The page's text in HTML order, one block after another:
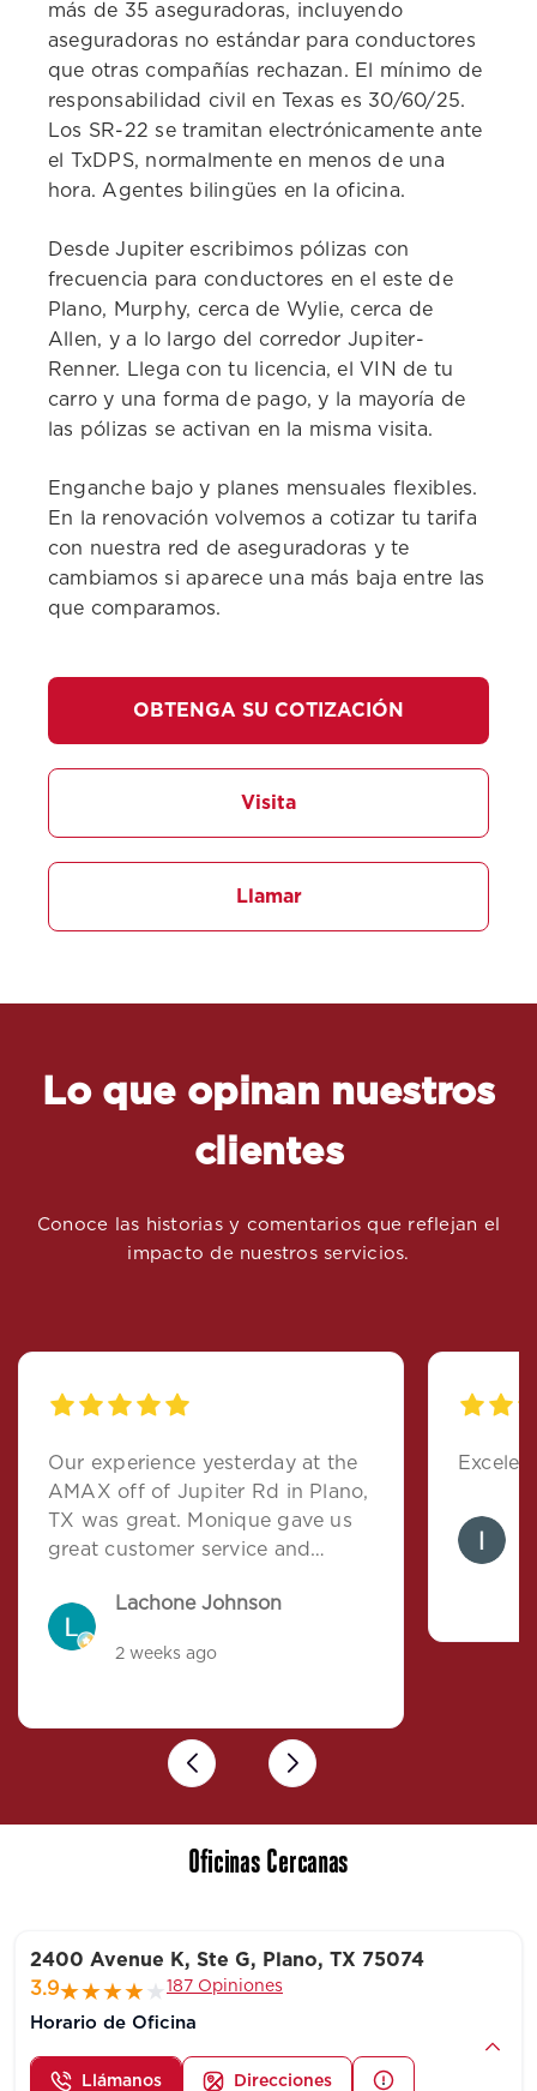
más de 35 aseguradoras, incluyendo
aseguradoras no estándar para conductores
que otras compañías rechazan. El mínimo de
responsabilidad civil en Texas es 30/60/25.
Los SR-22 se tramitan electrónicamente ante
el TxDPS, normalmente en menos de una
hora. Agentes bilingües en la oficina.
Desde Jupiter escribimos pólizas con
frecuencia para conductores en el este de
Plano, Murphy, cerca de Wylie, cerca de
Allen, y a lo largo del corredor Jupiter-
Renner. Llega con tu licencia, el VIN de tu
carro y una forma de pago, y la mayoría de
las pólizas se activan en la misma visita.
Enganche bajo y planes mensuales flexibles.
En la renovación volvemos a cotizar tu tarifa
con nuestra red de aseguradoras y te
cambiamos si aparece una más baja entre las
que comparamos.
OBTENGA SU COTIZACIÓN
Visita
Llamar
Lo que opinan nuestros
clientes
Conoce las historias y comentarios que reflejan el
impacto de nuestros servicios.
Our experience yesterday at the
AMAX off of Jupiter Rd in Plano,
TX was great. Monique gave us
great customer service and
needed to get our policy started.
I fully recommend this location
for your auto and renters
Lachone Johnson
2 weeks ago
Next
Previous
Oficinas Cercanas
2400 Avenue K, Ste G, Plano, TX 75074
3.9
187 Opiniones
Horario de Oficina
Llámanos Direcciones